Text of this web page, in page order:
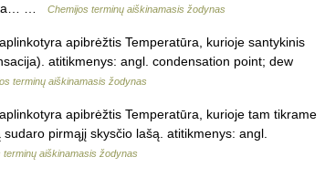
…
Chemijos terminų aiškinamasis žodynas
apibrėžtis Temperatūra, kurioje santykinis
atitikmenys: angl. condensation point; dew
terminų aiškinamasis žodynas
apibrėžtis Temperatūra, kurioje tam tikrame
pirmąjį skysčio lašą. atitikmenys: angl.
terminų aiškinamasis žodynas